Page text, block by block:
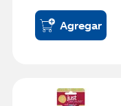
Agregar